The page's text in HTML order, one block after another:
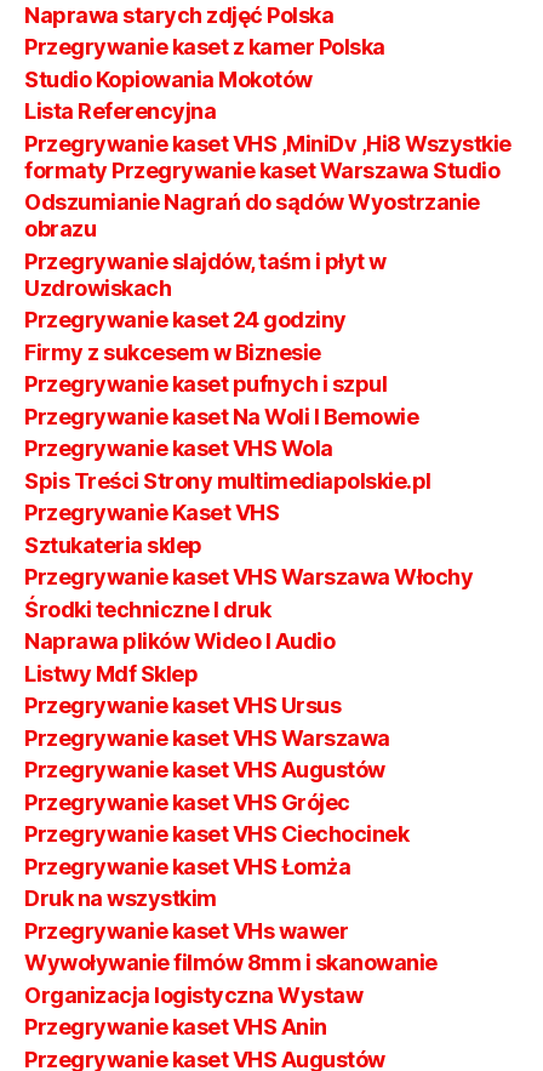
Naprawa starych zdjęć Polska
Przegrywanie kaset z kamer Polska
Studio Kopiowania Mokotów
Lista Referencyjna
Przegrywanie kaset VHS ,MiniDv ,Hi8 Wszystkie
formaty Przegrywanie kaset Warszawa Studio
Odszumianie Nagrań do sądów Wyostrzanie
obrazu
Przegrywanie slajdów, taśm i płyt w
Uzdrowiskach
Przegrywanie kaset 24 godziny
Firmy z sukcesem w Biznesie
Przegrywanie kaset pufnych i szpul
Przegrywanie kaset Na Woli I Bemowie
Przegrywanie kaset VHS Wola
Spis Treści Strony multimediapolskie.pl
Przegrywanie Kaset VHS
Sztukateria sklep
Przegrywanie kaset VHS Warszawa Włochy
Środki techniczne I druk
Naprawa plików Wideo I Audio
Listwy Mdf Sklep
Przegrywanie kaset VHS Ursus
Przegrywanie kaset VHS Warszawa
Przegrywanie kaset VHS Augustów
Przegrywanie kaset VHS Grójec
Przegrywanie kaset VHS Ciechocinek
Przegrywanie kaset VHS Łomża
Druk na wszystkim
Przegrywanie kaset VHs wawer
Wywoływanie filmów 8mm i skanowanie
Organizacja logistyczna Wystaw
Przegrywanie kaset VHS Anin
Przegrywanie kaset VHS Augustów